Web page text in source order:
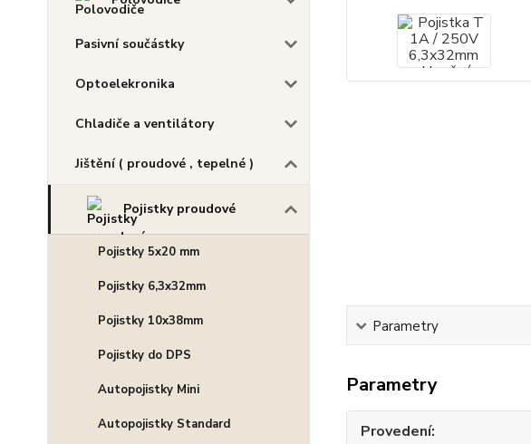
Pasivní součástky
Optoelekronika
Chladiče a ventilátory
Jištění ( proudové , tepelné )
Pojistky proudové
Pojistky 5x20 mm
Pojistky 6,3x32mm
Pojistky 10x38mm
Pojistky do DPS
Autopojistky Mini
Autopojistky Standard
Parametry
Parametry
Provedení